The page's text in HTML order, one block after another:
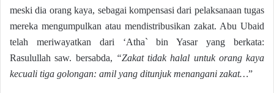
meski dia orang kaya, sebagai kompensasi dari pelaksanaan tugas
mereka mengumpulkan atau mendistribusikan zakat. Abu Ubaid
telah meriwayatkan dari ‘Atha` bin Yasar yang berkata:
Rasulullah saw. bersabda, “Zakat tidak halal untuk orang kaya
kecuali tiga golongan: amil yang ditunjuk menangani zakat…”